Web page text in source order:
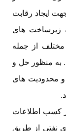
ایجاد رقابت
زیرساخت های
مختلف از جمله
به منظور حل و
محدودیت های
کسب اطلاعات
نفتی از طریق